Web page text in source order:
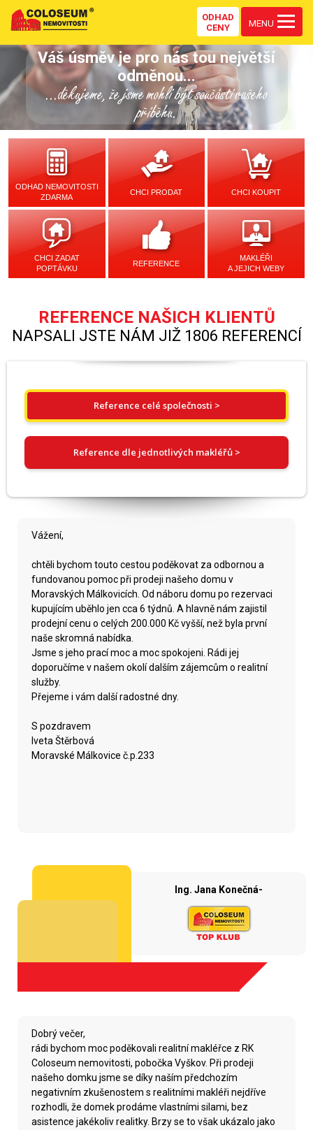
ODHAD
CENY
MENU
Váš úsměv je pro nás tou největší
odměnou...
...děkujeme, že jsme mohli být součástí vašeho
příběhu.
ODHAD NEMOVITOSTI
ZDARMA
CHCI PRODAT CHCI KOUPIT
CHCI ZADAT
POPTÁVKU
REFERENCE
MAKLÉŘI
A JEJICH WEBY
REFERENCE NAŠICH KLIENTŮ
NAPSALI JSTE NÁM JIŽ 1806 REFERENCÍ
Reference celé společnosti >
Reference dle jednotlivých makléřů >
Vážení,
chtěli bychom touto cestou poděkovat za odbornou a
fundovanou pomoc při prodeji našeho domu v
Moravských Málkovicích. Od náboru domu po rezervaci
kupujícím uběhlo jen cca 6 týdnů. A hlavně nám zajistil
prodejní cenu o celých 200.000 Kč vyšší, než byla první
naše skromná nabídka.
Jsme s jeho prací moc a moc spokojeni. Rádi jej
doporučíme v našem okolí dalším zájemcům o realitní
služby.
Přejeme i vám další radostné dny.
S pozdravem
Iveta Štěrbová
Moravské Málkovice č.p.233
Ing. Jana Konečná-
Dobrý večer,
rádi bychom moc poděkovali realitní makléřce z RK
Coloseum nemovitosti, pobočka Vyškov. Při prodeji
našeho domku jsme se díky naším předchozím
negativním zkušenostem s realitními makléři nejdříve
rozhodli, že domek prodáme vlastními silami, bez
asistence jakékoliv realitky. Brzy se to však ukázalo jako